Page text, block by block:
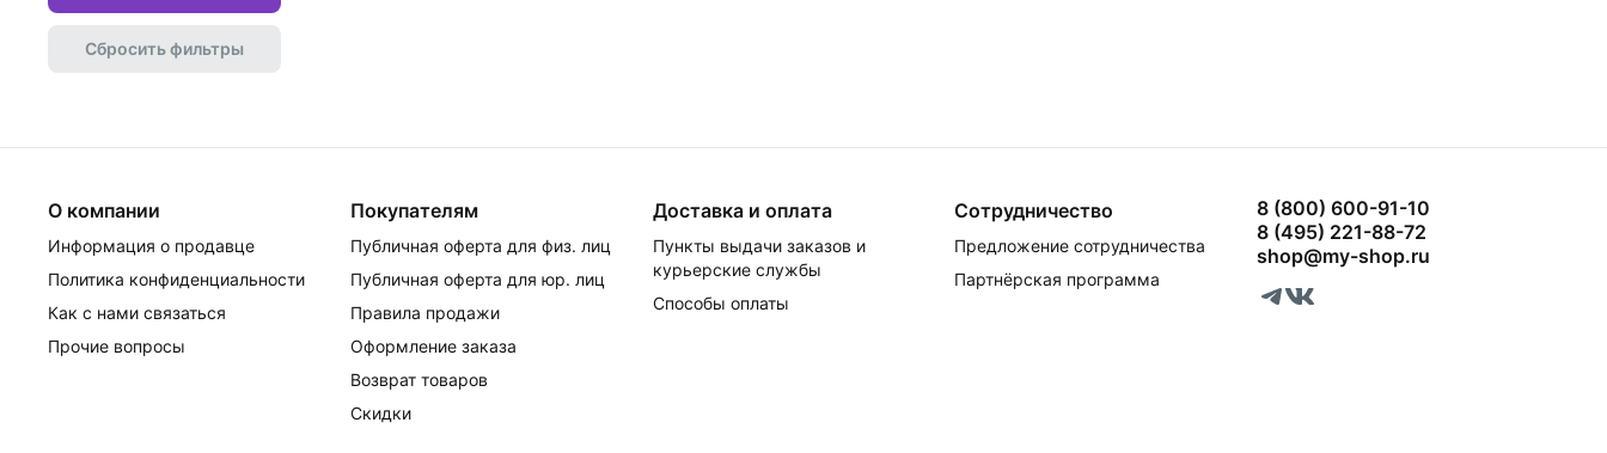
Сбросить фильтры
О компании
Информация о продавце
Политика конфиденциальности
Как с нами связаться
Прочие вопросы
Покупателям
Публичная оферта для физ. лиц
Публичная оферта для юр. лиц
Правила продажи
Оформление заказа
Возврат товаров
Скидки
Доставка и оплата
Пункты выдачи заказов и
курьерские службы
Способы оплаты
Сотрудничество
Предложение сотрудничества
Партнёрская программа
8 (800) 600-91-10
8 (495) 221-88-72
shop@my-shop.ru